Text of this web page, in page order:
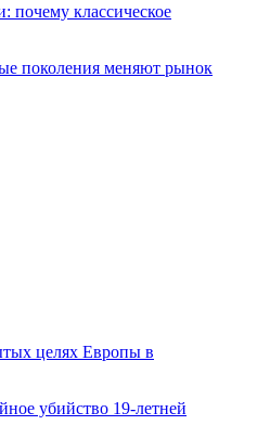
почему классическое
поколения меняют рынок
целях Европы в
убийство 19-летней